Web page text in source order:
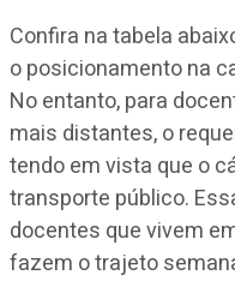
Confira na tabela
o posicionamento na
No entanto, para
mais distantes, o
tendo em vista que o
transporte público.
docentes que vivem
fazem o trajeto